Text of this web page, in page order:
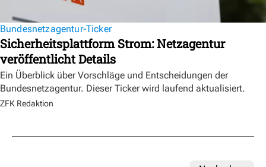
Bundesnetzagentur-Ticker
Sicherheitsplattform Strom: Netzagentur
veröffentlicht Details
Ein Überblick über Vorschläge und Entscheidungen der
Bundesnetzagentur. Dieser Ticker wird laufend aktualisiert.
ZFK Redaktion